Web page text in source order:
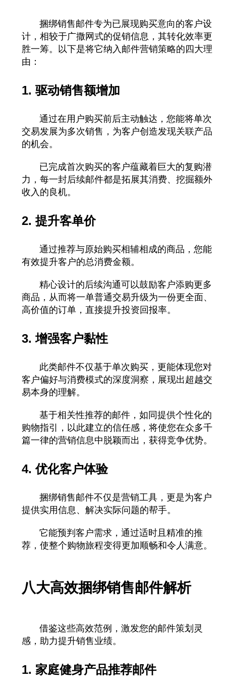
捆绑销售邮件专为已展现购买意向的客户设
计，相较于广撒网式的促销信息，其转化效率更
胜一筹。以下是将它纳入邮件营销策略的四大理
由：
1. 驱动销售额增加
通过在用户购买前后主动触达，您能将单次
交易发展为多次销售，为客户创造发现关联产品
的机会。
已完成首次购买的客户蕴藏着巨大的复购潜
力，每一封后续邮件都是拓展其消费、挖掘额外
收入的良机。
2. 提升客单价
通过推荐与原始购买相辅相成的商品，您能
有效提升客户的总消费金额。
精心设计的后续沟通可以鼓励客户添购更多
商品，从而将一单普通交易升级为一份更全面、
高价值的订单，直接提升投资回报率。
3. 增强客户黏性
此类邮件不仅基于单次购买，更能体现您对
客户偏好与消费模式的深度洞察，展现出超越交
易本身的理解。
基于相关性推荐的邮件，如同提供个性化的
购物指引，以此建立的信任感，将使您在众多千
篇一律的营销信息中脱颖而出，获得竞争优势。
4. 优化客户体验
捆绑销售邮件不仅是营销工具，更是为客户
提供实用信息、解决实际问题的帮手。
它能预判客户需求，通过适时且精准的推
荐，使整个购物旅程变得更加顺畅和令人满意。
八大高效捆绑销售邮件解析
借鉴这些高效范例，激发您的邮件策划灵
感，助力提升销售业绩。
1. 家庭健身产品推荐邮件